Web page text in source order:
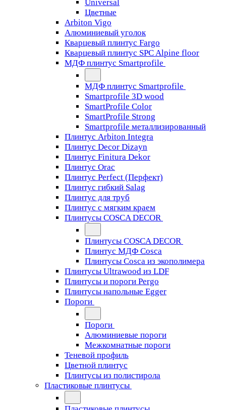
Universal
Цветные
Arbiton Vigo
Алюминиевый уголок
Кварцевый плинтус Fargo
Кварцевый плинтус SPC Alpine floor
МДФ плинтус Smartprofile
МДФ плинтус Smartprofile
Smartprofile 3D wood
SmartProfile Color
SmartProfile Strong
Smartprofile металлизированный
Плинтус Arbiton Integra
Плинтус Decor Dizayn
Плинтус Finitura Dekor
Плинтус Orac
Плинтус Perfect (Перфект)
Плинтус гибкий Salag
Плинтус для труб
Плинтус с мягким краем
Плинтусы COSCA DECOR
Плинтусы COSCA DECOR
Плинтус МДФ Cosca
Плинтусы Cosca из экополимера
Плинтусы Ultrawood из LDF
Плинтусы и пороги Pergo
Плинтусы напольные Egger
Пороги
Пороги
Алюминиевые пороги
Межкомнатные пороги
Теневой профиль
Цветной плинтус
Плинтусы из полистирола
Пластиковые плинтусы